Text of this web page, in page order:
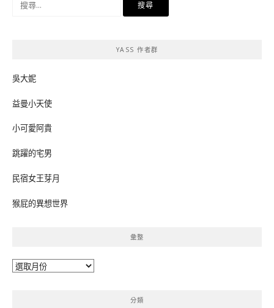
YASS 作者群
吳大妮
益曼小天使
小可愛阿貴
跳躍的宅男
民宿女王芽月
猴屁的異想世界
彙整
彙
分類